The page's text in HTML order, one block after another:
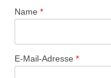
Name *
E-Mail-Adresse *